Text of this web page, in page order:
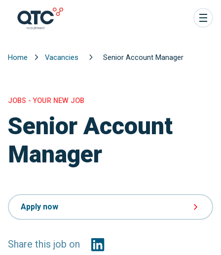
Home Vacancies Senior Account Manager
JOBS - YOUR NEW JOB
Senior Account
Manager
Apply now
Share this job on